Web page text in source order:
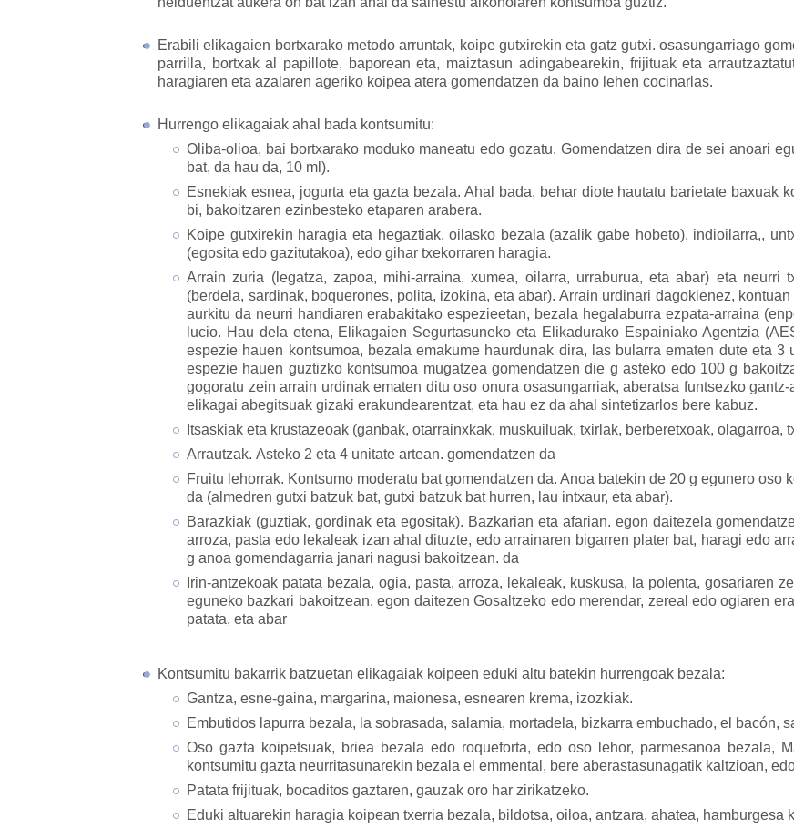
Erabili elikagaien bortxarako metodo arruntak, koipe gutxirekin eta gatz gutxi. osasungarriago
parrilla, bortxak al papillote, baporean eta, maiztasun adingabearekin, frijituak eta
haragiaren eta azalaren ageriko koipea atera gomendatzen da baino lehen cocinarlas.
Hurrengo elikagaiak ahal bada kontsumitu:
Oliba-olioa, bai bortxarako moduko maneatu edo gozatu. Gomendatzen dira de sei anoari
bat, da hau da, 10 ml).
Esnekiak esnea, jogurta eta gazta bezala. Ahal bada, behar diote hautatu barietate baxuak
bi, bakoitzaren ezinbesteko etaparen arabera.
Koipe gutxirekin haragia eta hegaztiak, oilasko bezala (azalik gabe hobeto), indioilarra,,
(egosita edo gazitutakoa), edo gihar txekorraren haragia.
Arrain zuria (legatza, zapoa, mihi-arraina, xumea, oilarra, urraburua, eta abar) eta
(berdela, sardinak, boquerones, polita, izokina, eta abar). Arrain urdinari dagokienez,
aurkitu da neurri handiaren erabakitako espezieetan, bezala hegalaburra ezpata-arraina
lucio. Hau dela etena, Elikagaien Segurtasuneko eta Elikadurako Espainiako Agentzia
espezie hauen kontsumoa, bezala emakume haurdunak dira, las bularra ematen dute eta
espezie hauen guztizko kontsumoa mugatzea gomendatzen die g asteko edo 100 g
gogoratu zein arrain urdinak ematen ditu oso onura osasungarriak, aberatsa funtsezko gantz-
elikagai abegitsuak gizaki erakundearentzat, eta hau ez da ahal sintetizarlos bere kabuz.
Itsaskiak eta krustazeoak (ganbak, otarrainxkak, muskuiluak, txirlak, berberetxoak, olagarroa,
Arrautzak. Asteko 2 eta 4 unitate artean. gomendatzen da
Fruitu lehorrak. Kontsumo moderatu bat gomendatzen da. Anoa batekin de 20 g egunero
da (almedren gutxi batzuk bat, gutxi batzuk bat hurren, lau intxaur, eta abar).
Barazkiak (guztiak, gordinak eta egositak). Bazkarian eta afarian. egon daitezela
arroza, pasta edo lekaleak izan ahal dituzte, edo arrainaren bigarren plater bat, haragi edo
g anoa gomendagarria janari nagusi bakoitzean. da
Irin-antzekoak patata bezala, ogia, pasta, arroza, lekaleak, kuskusa, la polenta, gosariaren
eguneko bazkari bakoitzean. egon daitezen Gosaltzeko edo merendar, zereal edo ogiaren
patata, eta abar
Kontsumitu bakarrik batzuetan elikagaiak koipeen eduki altu batekin hurrengoak bezala:
Gantza, esne-gaina, margarina, maionesa, esnearen krema, izozkiak.
Embutidos lapurra bezala, la sobrasada, salamia, mortadela, bizkarra embuchado, el bacón,
Oso gazta koipetsuak, briea bezala edo roqueforta, edo oso lehor, parmesanoa bezala,
kontsumitu gazta neurritasunarekin bezala el emmental, bere aberastasunagatik kaltzioan,
Patata frijituak, bocaditos gaztaren, gauzak oro har zirikatzeko.
Eduki altuarekin haragia koipean txerria bezala, bildotsa, oiloa, antzara, ahatea,